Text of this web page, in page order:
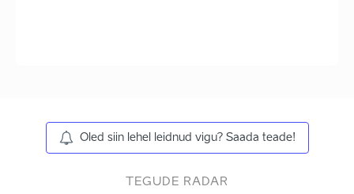
Oled siin lehel leidnud vigu? Saada teade!
TEGUDE RADAR